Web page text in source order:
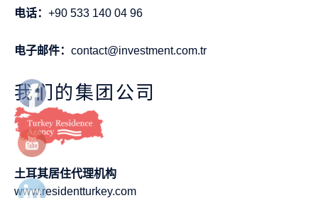
电话： +90 533 140 04 96
电子邮件： contact@investment.com.tr
我们的集团公司
土耳其居住代理机构
www.residentturkey.com